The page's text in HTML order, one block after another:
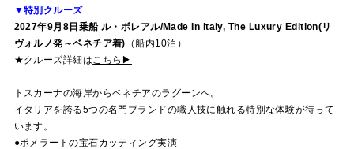
▼特別クルーズ
2027年9月8日乗船 ル・ボレアル/Made In Italy, The Luxury Edition(リ
ヴォルノ発～ベネチア着) （船内10泊）
★クルーズ詳細は こちら▶
トスカーナの海岸からベネチアのラグーンへ。
イタリアを誇る5つの名門ブランドの職人技に触れる特別な体験が待って
います。
●ポメラートの宝石カッティング実演